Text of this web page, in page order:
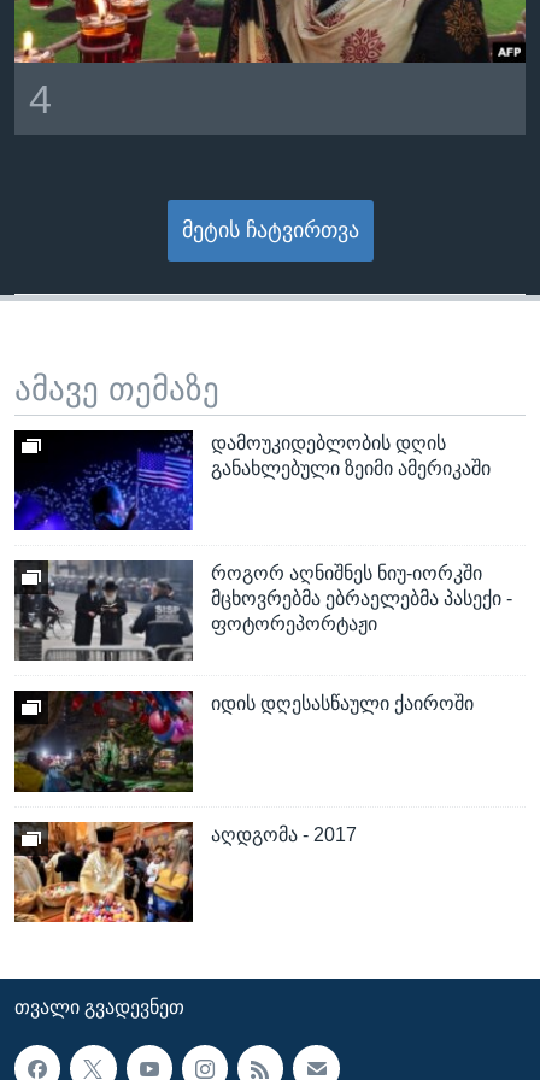
4
მეტის ჩატვირთვა
ამავე თემაზე
დამოუკიდებლობის დღის
განახლებული ზეიმი ამერიკაში
როგორ აღნიშნეს ნიუ-იორკში
მცხოვრებმა ებრაელებმა პასექი -
ფოტორეპორტაჟი
იდის დღესასწაული ქაიროში
აღდგომა - 2017
ᲗᲕᲐᲚᲘ ᲒᲕᲐᲓᲔᲕᲜᲔᲗ